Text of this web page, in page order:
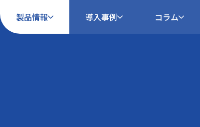
製品情報 導入事例 コラム